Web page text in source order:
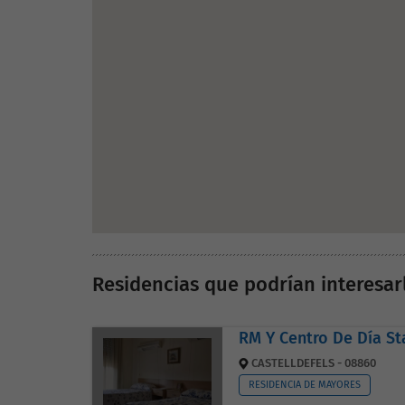
Residencias que podrían
RM Y Centro De Día
CASTELLDEFELS - 08860
RESIDENCIA DE MAYORES